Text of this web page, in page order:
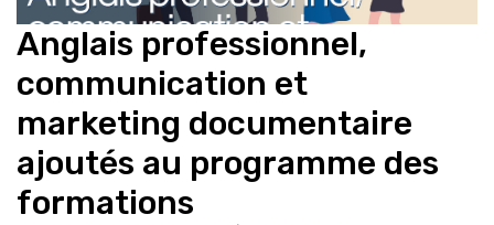
Anglais professionnel,
communication et
marketing documentaire
ajoutés au programme des
formations